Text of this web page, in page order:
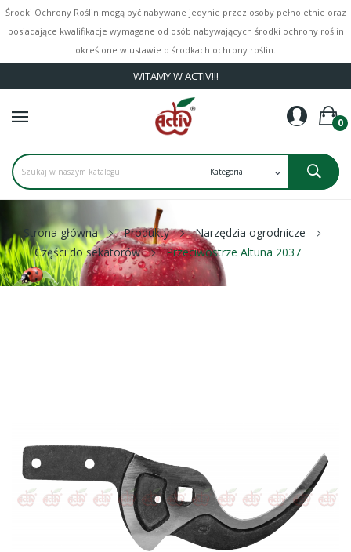
Środki Ochrony Roślin mogą być nabywane jedynie przez osoby pełnoletnie oraz
posiadające kwalifikacje wymagane od osób nabywających środki ochrony roślin
określone w ustawie o środkach ochrony roślin.
WITAMY W ACTIV!!!
0
Strona główna Produkty
Narzędzia ogrodnicze
Części do sekatorów
Przeciwostrze Altuna 2037